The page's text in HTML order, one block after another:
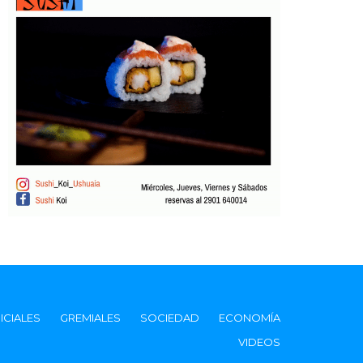
GREMIALES SOCIEDAD
ECONOMÍA
VIDEOS